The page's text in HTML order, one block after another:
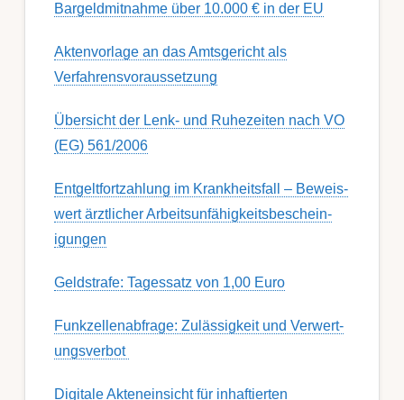
Bargeldmitnahme über 10.000 € in der EU
Aktenvorlage an das Amtsgericht als
Verfahrensvoraussetzung
Übersicht der Lenk- und Ruhezeiten nach VO
(EG) 561/2006
Ent­gelt­fort­zahl­ung im Krank­heits­fall – Be­weis­
wert ärzt­lich­er Ar­beits­un­fähig­keits­be­schein­
igung­en
Geldstrafe: Tagessatz von 1,00 Euro
Funk­zell­en­ab­fra­ge: Zu­lässig­keit und Ver­wert­
ungs­ver­bot
Digitale Akteneinsicht für inhaftierten